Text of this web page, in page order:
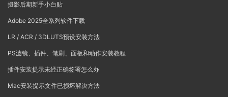
摄影后期新手小白贴
Adobe 2025全系列软件下载
LR / ACR / 3DLUTS预设安装方法
PS滤镜、插件、笔刷、面板和动作安装教程
插件安装提示未经正确签署怎么办
Mac安装提示文件已损坏解决方法